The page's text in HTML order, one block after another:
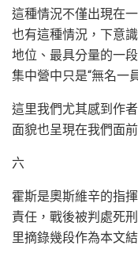
這種情況不僅出現在
也有這種情況，下意
地位、最具分量的一
集中營中只是“無名一
這里我們尤其感到作
面貌也呈現在我們面
六
霍斯是奧斯維辛的指
責任，戰後被判處死
里摘錄幾段作為本文結